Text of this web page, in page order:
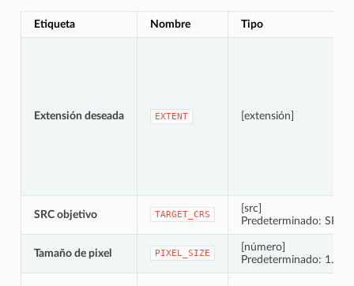
Etiqueta Nombre Tipo
Extensión deseada EXTENT [extensión]
SRC objetivo TARGET_CRS
[src]
Predeterminado: SRC
Tamaño de pixel PIXEL_SIZE
[número]
Predeterminado: 1.0